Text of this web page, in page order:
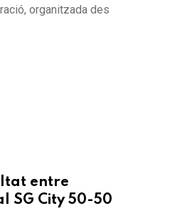
organitzada des
entre
SG City 50-50